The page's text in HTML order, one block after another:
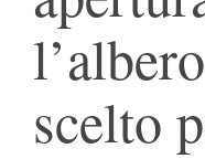
scelto